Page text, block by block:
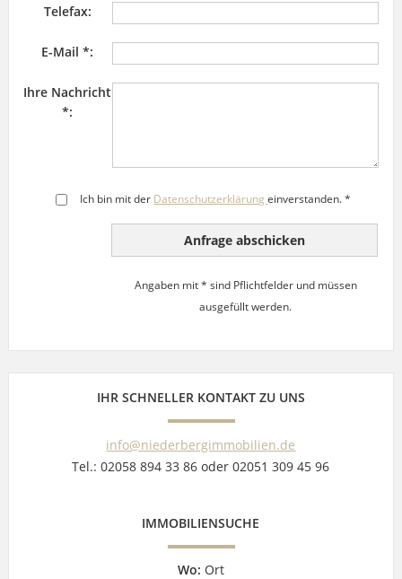
Telefax:
E-Mail *:
Ihre Nachricht
*:
Ich bin mit der Datenschutzerklärungeinverstanden. *
Angaben mit * sind Pflichtfelder und müssen
ausgefüllt werden.
IHR SCHNELLER KONTAKT ZU UNS
info@niederbergimmobilien.de
Tel.: 02058 894 33 86 oder 02051 309 45 96
IMMOBILIENSUCHE
Wo: Ort